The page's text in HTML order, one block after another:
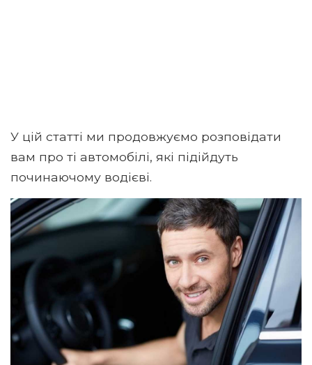
У цій статті ми продовжуємо розповідати
вам про ті автомобілі, які підійдуть
починаючому водієві.